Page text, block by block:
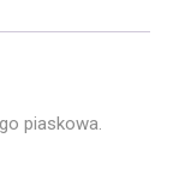
piaskowa.